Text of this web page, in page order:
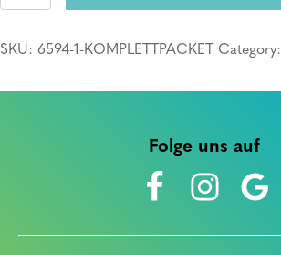
SKU: 6594-1-KOMPLETTPACKET Category:
Folge uns auf